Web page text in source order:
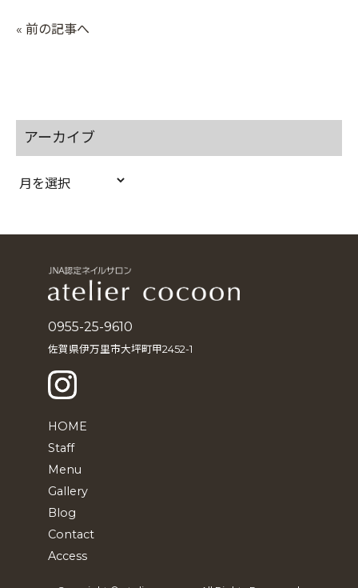
« 前の記事へ
アーカイブ
ア
0955-25-9610
佐賀県伊万里市大坪町甲2452-1
HOME
Staff
Menu
Gallery
Blog
Contact
Access